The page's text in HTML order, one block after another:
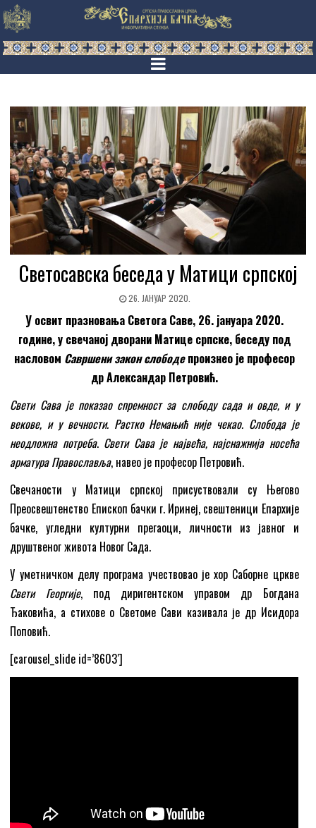
Светосавска беседа у Матици српској
26. ЈАНУАР 2020.
У освит празновања Светога Саве, 26. јануара 2020.
године, у свечаној дворани Матице српске, беседу под
насловом Савршени закон слободепроизнео је професор
др Александар Петровић.
Свети Сава је показао спремност за слободу сада и овде, и у
векове, и у вечности. Растко Немањић није чекао. Слобода је
неодложна потреба. Свети Сава је највећа, најснажнија носећа
арматура Православља, навео је професор Петровић.
Свечаности у Матици српској присуствовали су Његово
Преосвештенство Епископ бачки г. Иринеј, свештеници Епархије
бачке, угледни културни прегаоци, личности из јавног и
друштвеног живота Новог Сада.
У уметничком делу програма учествовао је хор Саборне цркве
Свети Георгије, под диригентском управом др Богдана
Ђаковића, а стихове о Светоме Сави казивала је др Исидора
Поповић.
[carousel_slide id=’8603′]